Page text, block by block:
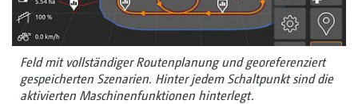
Feld mit vollständiger Routenplanung und georeferenziert
gespeicherten Szenarien. Hinter jedem Schaltpunkt sind die
aktivierten Maschinenfunktionen hinterlegt.